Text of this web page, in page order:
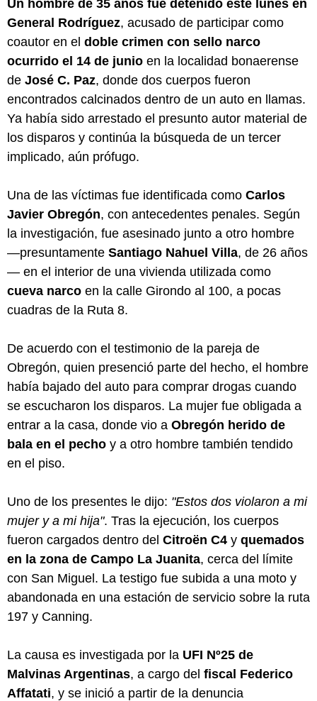
Un hombre de 35 años fue detenido este lunes en
General Rodríguez, acusado de participar como
coautor en el doble crimen con sello narco
ocurrido el 14 de junio en la localidad bonaerense
de José C. Paz, donde dos cuerpos fueron
encontrados calcinados dentro de un auto en llamas.
Ya había sido arrestado el presunto autor material de
los disparos y continúa la búsqueda de un tercer
implicado, aún prófugo.
Una de las víctimas fue identificada como Carlos
Javier Obregón, con antecedentes penales. Según
la investigación, fue asesinado junto a otro hombre
—presuntamente Santiago Nahuel Villa, de 26 años
— en el interior de una vivienda utilizada como
cueva narco en la calle Girondo al 100, a pocas
cuadras de la Ruta 8.
De acuerdo con el testimonio de la pareja de
Obregón, quien presenció parte del hecho, el hombre
había bajado del auto para comprar drogas cuando
se escucharon los disparos. La mujer fue obligada a
entrar a la casa, donde vio a Obregón herido de
bala en el pecho y a otro hombre también tendido
en el piso.
Uno de los presentes le dijo: "Estos dos violaron a mi
mujer y a mi hija". Tras la ejecución, los cuerpos
fueron cargados dentro del Citroën C4 y quemados
en la zona de Campo La Juanita, cerca del límite
con San Miguel. La testigo fue subida a una moto y
abandonada en una estación de servicio sobre la ruta
197 y Canning.
La causa es investigada por la UFI Nº25 de
Malvinas Argentinas, a cargo del fiscal Federico
Affatati, y se inició a partir de la denuncia